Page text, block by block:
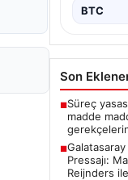
BTC
Son
■Süreç
madde
■
Pressajı:
Reijnders